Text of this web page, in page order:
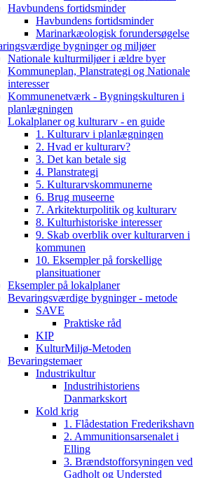
Havbundens fortidsminder
Havbundens fortidsminder
Marinarkæologisk forundersøgelse
bygninger og miljøer
Nationale kulturmiljøer i ældre byer
Kommuneplan, Planstrategi og Nationale
interesser
Kommunenetværk - Bygningskulturen i
planlægningen
Lokalplaner og kulturarv - en guide
1. Kulturarv i planlægningen
2. Hvad er kulturarv?
3. Det kan betale sig
4. Planstrategi
5. Kulturarvskommunerne
6. Brug museerne
7. Arkitekturpolitik og kulturarv
8. Kulturhistoriske interesser
9. Skab overblik over kulturarven i
kommunen
10. Eksempler på forskellige
plansituationer
Eksempler på lokalplaner
Bevaringsværdige bygninger - metode
SAVE
Praktiske råd
KIP
KulturMiljø-Metoden
Bevaringstemaer
Industrikultur
Industrihistoriens
Danmarkskort
Kold krig
1. Flådestation Frederikshavn
2. Ammunitionsarsenalet i
Elling
3. Brændstofforsyningen ved
Gadholt og Understed